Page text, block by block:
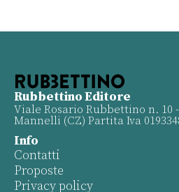
Rubbettino Editore
Viale Rosario Rubbettino n. 10 -
Mannelli (CZ) Partita Iva
Info
Contatti
Proposte
Privacy policy